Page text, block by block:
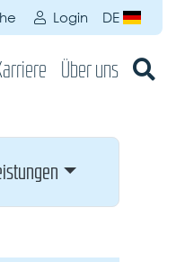
Login DE
Über uns